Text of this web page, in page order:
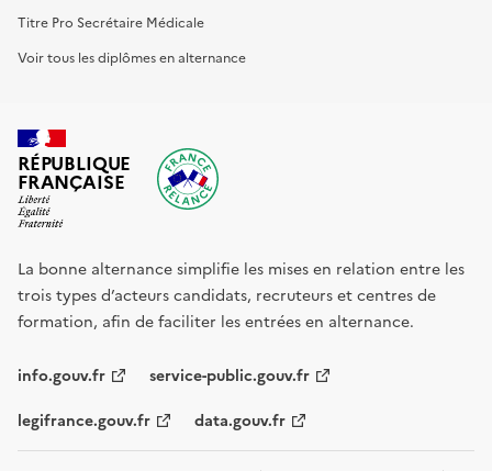
Titre Pro Secrétaire Médicale
Voir tous les diplômes en alternance
RÉPUBLIQUE
FRANÇAISE
La bonne alternance simplifie les mises en relation entre les
trois types d’acteurs candidats, recruteurs et centres de
formation, afin de faciliter les entrées en alternance.
info.gouv.fr service-public.gouv.fr
legifrance.gouv.fr data.gouv.fr